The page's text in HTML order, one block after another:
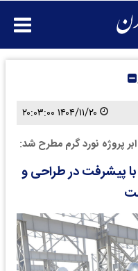
ابر پروژه نورد گرم مطرح شد:
فاز نصب در ابرپروژه نورد گرم ۲ با پیشرفت در طراحی و